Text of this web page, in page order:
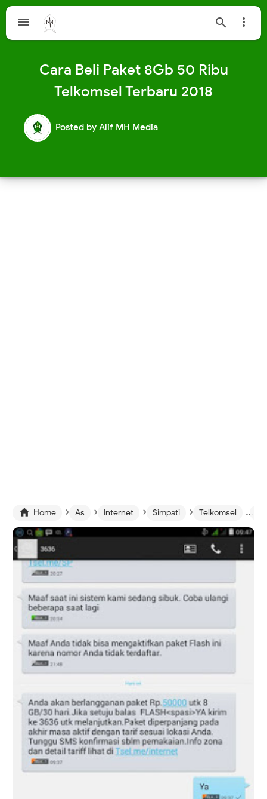
  
Cara Beli Paket 8Gb 50 Ribu
Telkomsel Terbaru 2018
Posted by Alif MH Media
 Home › As › Internet › Simpati › Telkomsel ›